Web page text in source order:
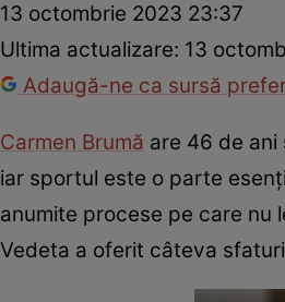
13 octombrie 2023 23:37
Ultima actualizare: 13
Adaugă-ne ca sursă
Carmen Brumă are 46 de
iar sportul este o parte
anumite procese pe care nu
Vedeta a oferit câteva